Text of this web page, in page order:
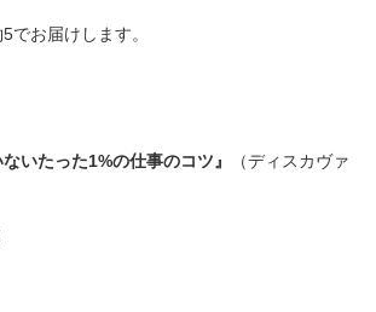
でお届けします。
いたった1%の仕事のコツ』
（ディスカヴァ